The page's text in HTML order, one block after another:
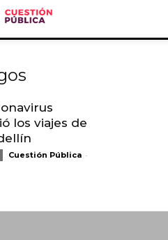
los viajes de
Cuestión Pública -